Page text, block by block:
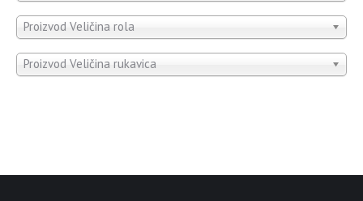
Proizvod Veličina rola
Proizvod Veličina rukavica